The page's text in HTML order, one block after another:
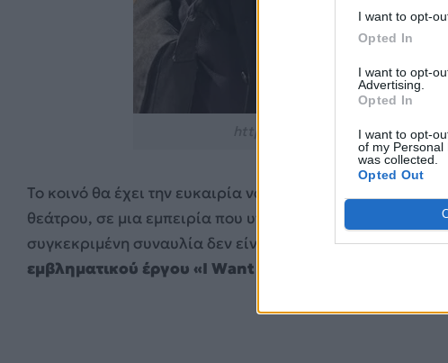
I want to opt-
Opted In
I want to opt-
Advertising.
Opted In
I want to opt-
of my Personal
was collected.
Opted Out
https://www.instagram.com/
Το κοινό θα έχει την ευκαιρία να τον απολαύσει σε πολύ
θεάτρου, σε μια εμπειρία που υπόσχεται έντονη
συγκεκριμένη συναυλία δεν είναι απλά ένα live, αλλά
εμβληματικού έργου «I Want You»